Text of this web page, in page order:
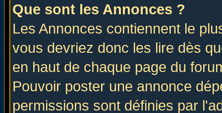
Que sont les Annonces ?
Les Annonces contiennent le
vous devriez donc les lire dès
en haut de chaque page du
Pouvoir poster une annonce
permissions sont définies par